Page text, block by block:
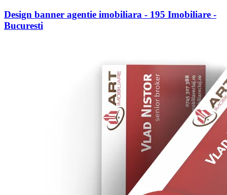
Design banner agentie imobiliara - 195 Imobiliare -
Bucuresti